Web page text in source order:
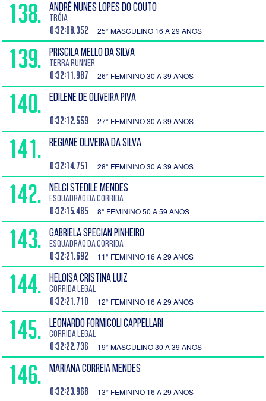
138. ANDRÉ NUNES LOPES DO COUTO
Tróia
0:32:08.352 25° MASCULINO 16 A 29 ANOS
139. PRISCILA MELLO DA SILVA
Terra Runner
0:32:11.987 26° FEMININO 30 A 39 ANOS
140. EDILENE DE OLIVEIRA PIVA
0:32:12.559 27° FEMININO 30 A 39 ANOS
141. REGIANE OLIVEIRA DA SILVA
0:32:14.751 28° FEMININO 30 A 39 ANOS
142. NELCI STEDILE MENDES
Esquadrão da Corrida
0:32:15.485 8° FEMININO 50 A 59 ANOS
143. GABRIELA SPECIAN PINHEIRO
Esquadrão da Corrida
0:32:21.692 11° FEMININO 16 A 29 ANOS
144. HELOISA CRISTINA LUIZ
Corrida Legal
0:32:21.710 12° FEMININO 16 A 29 ANOS
145. LEONARDO FORMICOLI CAPPELLARI
Corrida Legal
0:32:22.736 19° MASCULINO 30 A 39 ANOS
146. MARIANA CORREIA MENDES
0:32:23.968 13° FEMININO 16 A 29 ANOS